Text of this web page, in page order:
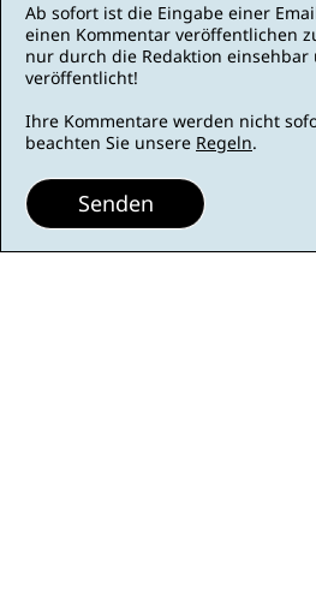
Ab sofort ist die Eingabe einer
einen Kommentar veröffentlichen
nur durch die Redaktion
veröffentlicht!
Ihre Kommentare werden nicht
beachten Sie unsere Regeln.
Senden